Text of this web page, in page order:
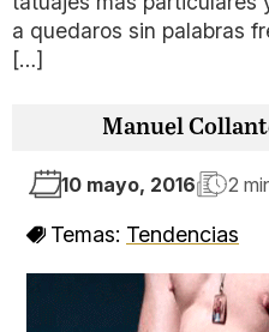
a quedaros sin palabras
[…]
Manuel
10 mayo, 2016 2
Temas: Tendencias